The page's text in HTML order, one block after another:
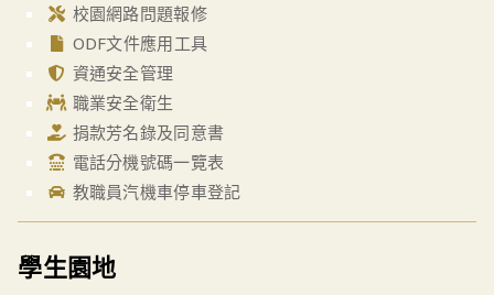
校園網路問題報修
ODF文件應用工具
資通安全管理
職業安全衛生
捐款芳名錄及同意書
電話分機號碼一覽表
教職員汽機車停車登記
學生園地